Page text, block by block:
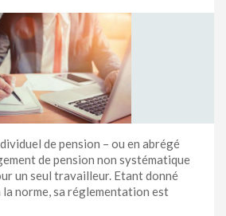
de pension – ou en abrégé
de pension non systématique
un seul travailleur. Etant donné
la norme, sa réglementation est